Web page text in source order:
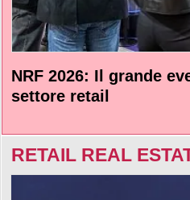
NRF 2026: Il grande
settore retail
RETAIL REAL